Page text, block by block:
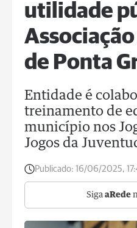
utilidade
de Ponta
Entidade é
treinamento de
município nos
Jogos da
Publicado: 16/06/2025,
Siga aRede